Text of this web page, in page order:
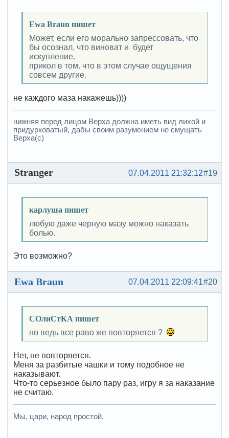
Ewa Braun пишет
Может, если его морально запрессовать, что
бы осознал, что виноват и будет
искупление.
прикол в том. что в этом случае ощущения
совсем другие.
не каждого маза накажешь))))
нижняя перед лицом Верха должна иметь вид лихой и
придурковатый, дабы своим разумением не смущать
Верха(с)
#19
07.04.2011 21:32:12
Stranger
карлуша пишет
любую даже черную мазу можно наказать
болью.
Это возможно?
#20
07.04.2011 22:09:41
Ewa Braun
СОлиСтКА пишет
но ведь все раво же повторяется ?
Нет, не повторяется.
Меня за разбитые чашки и тому подобное не
наказывают.
Что-то серьезное было пару раз, игру я за наказание
не считаю.
Мы, цари, народ простой.